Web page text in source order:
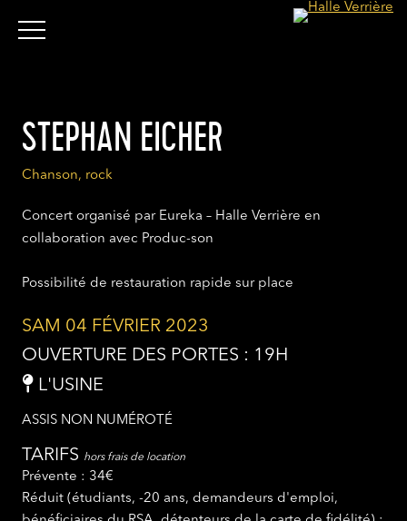
STEPHAN EICHER
Chanson, rock
Concert organisé par Eureka – Halle Verrière en
collaboration avec Produc-son
Possibilité de restauration rapide sur place
SAM 04 FÉVRIER 2023
OUVERTURE DES PORTES : 19H
L'USINE
ASSIS NON NUMÉROTÉ
TARIFS hors frais de location
Prévente : 34€
Réduit (étudiants, -20 ans, demandeurs d'emploi,